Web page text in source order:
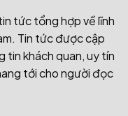
tức tổng hợp về lĩnh
Tin tức được cập
tin khách quan, uy tín
tới cho người đọc